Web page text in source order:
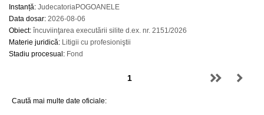
Instanță: JudecatoriaPOGOANELE
Data dosar: 2026-08-06
Obiect: încuviinţarea executării silite d.ex. nr. 2151/2026
Materie juridică: Litigii cu profesioniştii
Stadiu procesual: Fond
Caută mai multe date oficiale: